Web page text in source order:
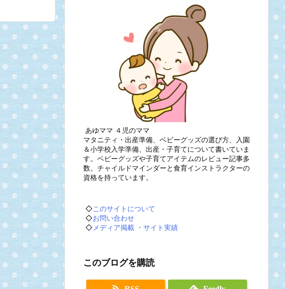
あゆママ ４児のママ
マタニティ・出産準備、ベビーグッズの選び方、入園
＆小学校入学準備、出産・子育てについて書いていま
す。ベビーグッズや子育てアイテムのレビュー記事多
数。チャイルドマインダーと食育インストラクターの
資格を持っています。
◇このサイトについて
◇お問い合わせ
◇ メディア掲載 ・サイト実績
このブログを購読